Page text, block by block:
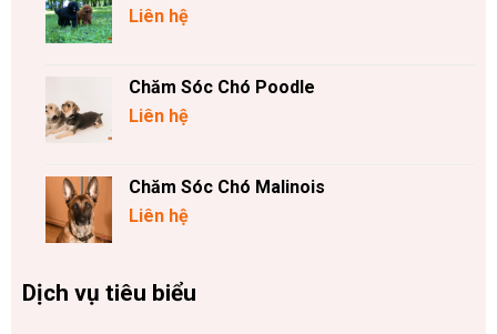
Liên hệ
Chăm Sóc Chó Poodle
Liên hệ
Chăm Sóc Chó Malinois
Liên hệ
Dịch vụ tiêu biểu